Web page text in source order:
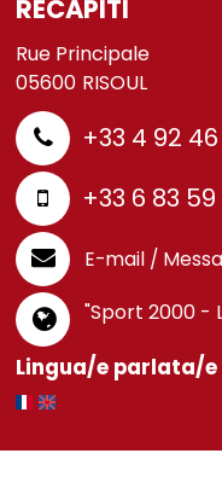
RECAPITI
Rue Principale
05600 RISOUL
+33 4 92
+33 6 83 59
E-mail /
"Sport 2000 -
Lingua/e parlata/e